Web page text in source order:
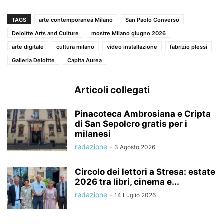
TAGS arte contemporanea Milano
San Paolo Converso
Deloitte Arts and Culture
mostre Milano giugno 2026
arte digitale
cultura milano video installazione
fabrizio plessi
Galleria Deloitte
Capita Aurea
Articoli collegati
Pinacoteca Ambrosiana e Cripta
di San Sepolcro gratis per i
milanesi
redazione - 3 Agosto 2026
Circolo dei lettori a Stresa: estate
2026 tra libri, cinema e...
redazione - 14 Luglio 2026